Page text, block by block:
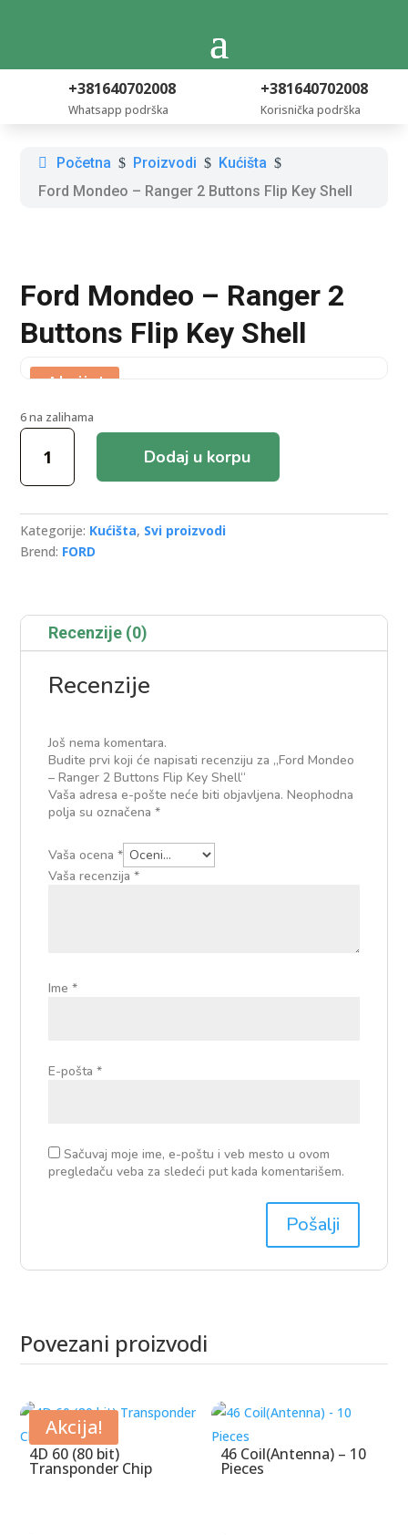
+381640702008
Whatsapp podrška
+381640702008
Korisnička podrška
Početna $ Proizvodi $ Kućišta $
Ford Mondeo – Ranger 2 Buttons Flip Key Shell
Ford Mondeo – Ranger 2
Buttons Flip Key Shell
Akcija!
6 na zalihama
Ford
Mondeo
-
2
Buttons
Flip
količina
Dodaj u korpu
Kategorije: Kućišta, Svi proizvodi
Brend: FORD
Recenzije (0)
Recenzije
Još nema komentara.
Budite prvi koji će napisati recenziju za „Ford Mondeo
– Ranger 2 Buttons Flip Key Shell“
Vaša adresa e-pošte neće biti objavljena. Neophodna
polja su označena*
Vaša ocena*
Vaša recenzija*
Ime*
E-pošta*
Sačuvaj moje ime, e-poštu i veb mesto u ovom
pregledaču veba za sledeći put kada komentarišem.
Povezani proizvodi
Povezani proizvodi
Akcija!
4D 60 (80 bit)
Transponder Chip
46 Coil(Antenna) – 10
Pieces